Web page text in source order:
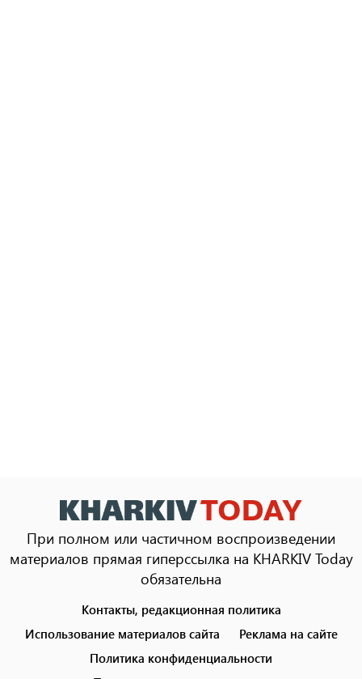
При полном или частичном воспроизведении
материалов прямая гиперссылка на KHARKIV Today
обязательна
menu
Контакты, редакционная политика
Использование материалов сайта
Реклама на сайте
Политика конфиденциальности